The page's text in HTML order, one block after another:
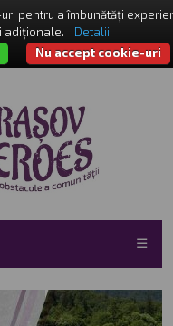
☰
pentru a îmbunătăți
adiționale.
Detalii
Nu accept cookie-uri